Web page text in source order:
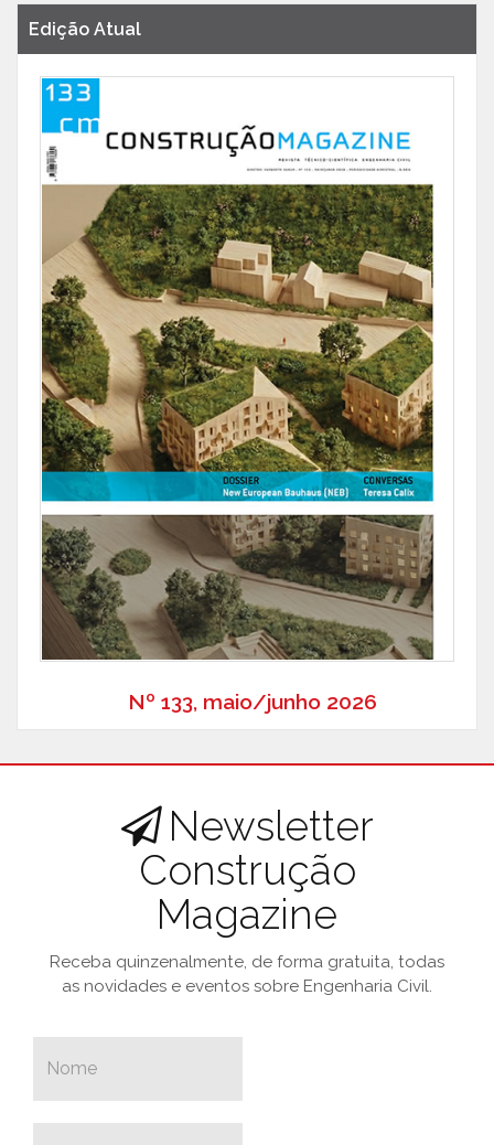
Edição Atual
Nº 133, maio/junho 2026
Newsletter
Construção
Magazine
Receba quinzenalmente, de forma gratuita, todas
as novidades e eventos sobre Engenharia Civil.